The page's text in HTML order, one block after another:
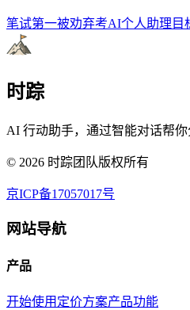
笔试第一被劝弃考AI个人助理 目
时踪
AI 行动助手，通过智能对话帮
© 2026 时踪团队版权所有
京ICP备17057017号
网站导航
产品
开始使用 定价方案产品功能